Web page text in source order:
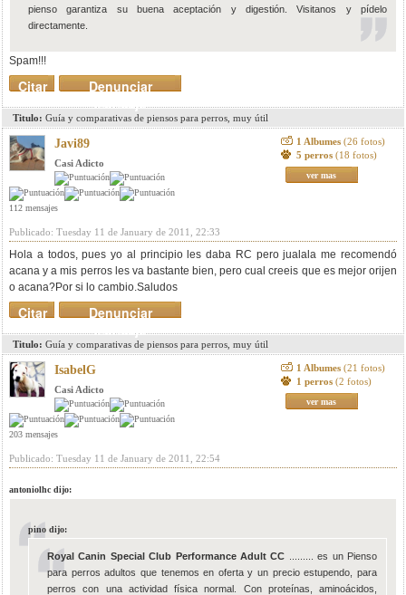
pienso garantiza su buena aceptación y digestión. Visitanos y pídelo
directamente.
Spam!!!
Denunciar
mensaje
Citar
Titulo: Guía y comparativas de piensos para perros, muy útil
Javi89
Casi Adicto
112 mensajes
1 Albumes (26 fotos)
5 perros (18 fotos)
ver mas
Publicado: Tuesday 11 de January de 2011, 22:33
Hola a todos, pues yo al principio les daba RC pero jualala me recomendó
acana y a mis perros les va bastante bien, pero cual creeis que es mejor orijen
o acana?Por si lo cambio.Saludos
Denunciar
mensaje
Citar
Titulo: Guía y comparativas de piensos para perros, muy útil
IsabelG
Casi Adicto
203 mensajes
1 Albumes (21 fotos)
1 perros (2 fotos)
ver mas
Publicado: Tuesday 11 de January de 2011, 22:54
antoniolhc dijo:
pino dijo:
Royal Canin Special Club Performance Adult CC ......... es un Pienso
para perros adultos que tenemos en oferta y un precio estupendo, para
perros con una actividad física normal. Con proteínas, aminoácidos,